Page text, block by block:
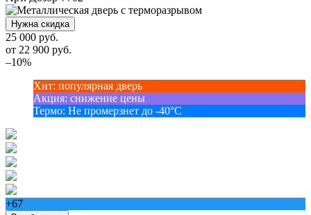
Нужна скидка
25 000 руб.
от 22 900 руб.
–10%
Хит: популярная дверь
Акция: снижение цены
Термо: Не промерзнет до -40°С
+67